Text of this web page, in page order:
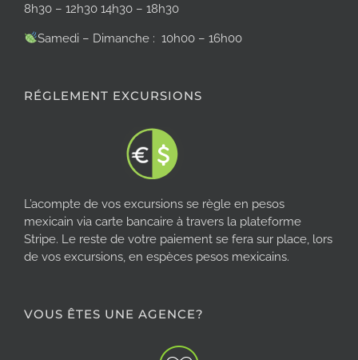
8h30 – 12h30 14h30 – 18h30
Samedi – Dimanche : 10h00 – 16h00
RÉGLEMENT EXCURSIONS
L’acompte de vos excursions se règle en pesos
mexicain via carte bancaire à travers la plateforme
Stripe. Le reste de votre paiement se fera sur place, lors
de vos excursions, en espèces pesos mexicains.
VOUS ÊTES UNE AGENCE?